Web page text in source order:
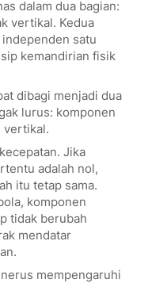
dalam dua bagian:
vertikal. Kedua
satu
kemandirian fisik
dibagi menjadi dua
lurus: komponen
vertikal.
Jika
adalah nol,
itu tetap sama.
komponen
tidak berubah
mendatar
mempengaruhi